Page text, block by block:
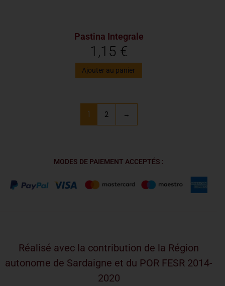
Pastina Integrale
1,15 €
Ajouter au panier
1 2 →
MODES DE PAIEMENT ACCEPTÉS :
Réalisé avec la contribution de la Région
autonome de Sardaigne et du POR FESR 2014-
2020